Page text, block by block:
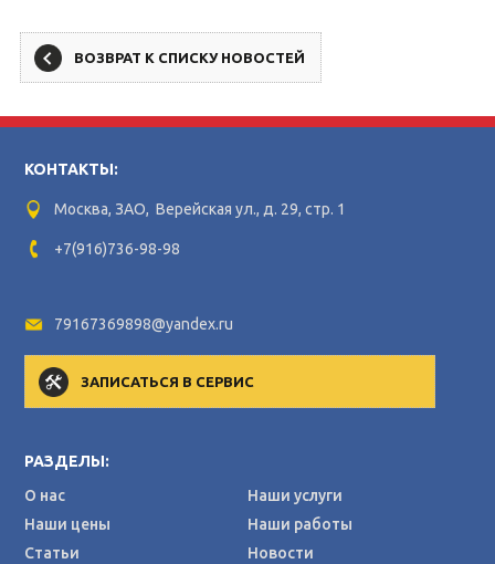
ВОЗВРАТ К СПИСКУ НОВОСТЕЙ
КОНТАКТЫ:
Москва, ЗАО, Верейская ул., д. 29, стр. 1
+7(916)736-98-98
79167369898@yandex.ru
ЗАПИСАТЬСЯ В СЕРВИС
РАЗДЕЛЫ:
О нас
Наши услуги
Наши цены
Наши работы
Статьи
Новости